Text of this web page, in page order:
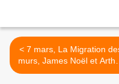
< 7 mars, La Migration des
murs, James Noël et Arthur
H